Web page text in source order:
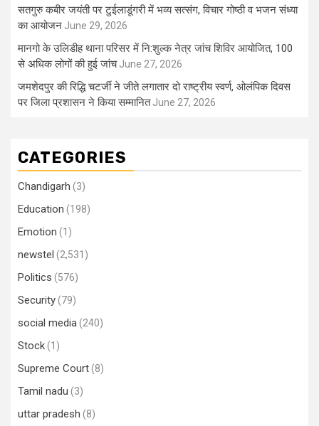
सतगुरु कबीर जयंती पर टुईलाडूंगरी में भव्य सत्संग, विचार गोष्ठी व भजन संध्या
का आयोजन June 29, 2026
मानगो के उलिडीह थाना परिसर में नि:शुल्क नेत्र जांच शिविर आयोजित, 100
से अधिक लोगों की हुई जांच June 27, 2026
जमशेदपुर की रिद्धि चटर्जी ने जीते लगातार दो राष्ट्रीय स्वर्ण, ओलंपिक दिवस
पर जिला प्रशासन ने किया सम्मानित June 27, 2026
CATEGORIES
Chandigarh (3)
Education (198)
Emotion (1)
newstel (2,531)
Politics (576)
Security(79)
social media(240)
Stock(1)
Supreme Court(8)
Tamil nadu (3)
uttar pradesh (8)